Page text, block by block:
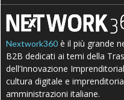
Nextwork360 è il più grande
B2B dedicati ai temi della
dell’Innovazione
cultura digitale e
amministrazioni italiane.